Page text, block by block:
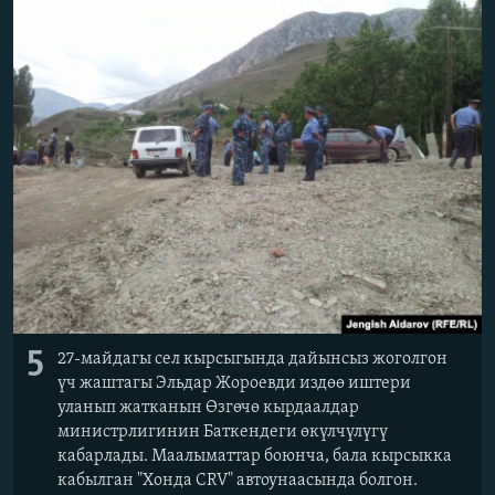
5
27-майдагы сел кырсыгында дайынсыз жоголгон
үч жаштагы Эльдар Жороевди издөө иштери
уланып жатканын Өзгөчө кырдаалдар
министрлигинин Баткендеги өкүлчүлүгү
кабарлады. Маалыматтар боюнча, бала кырсыкка
кабылган "Хонда CRV" автоунаасында болгон.